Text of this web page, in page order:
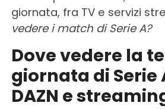
giornata, fra TV e servizi
vedere i match di Serie A?
Dove vedere la
giornata di Serie
DAZN e